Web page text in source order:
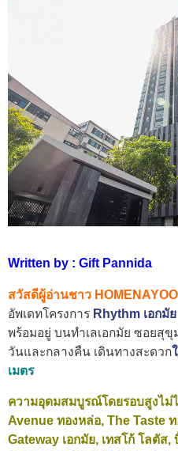
Written by : Gift Pannida
สวัสดีผู้อ่านชาว
อัพเดทโครงการ Rhythm เอกมัย
พร้อมอยู่ บนทำเลเอกมัย ซอยสุขุ
วันและกลางคืน เดินทางสะดวก
เมตร
ความอุดมสมบูรณ์โดยรอบสูงไม่
Avenue ทองหล่อ, The Taste
Gateway เอกมัย, เทสโก้ โลตัส,